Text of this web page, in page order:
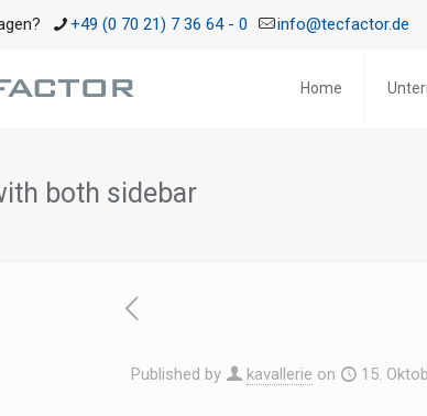
+49 (0 70 21) 7 36 64 - 0 info@tecfactor.de
Home
both sidebar
Published by kavallerie on 15.